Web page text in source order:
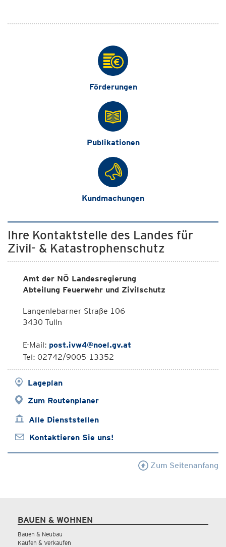
Förderungen
Publikationen
Kundmachungen
Ihre Kontaktstelle des Landes für
Zivil- & Katastrophenschutz
Amt der NÖ Landesregierung
Abteilung Feuerwehr und Zivilschutz
Langenlebarner Straße 106
3430 Tulln
E-Mail: post.ivw4@noel.gv.at
Tel: 02742/9005-13352
Lageplan
Zum Routenplaner
Alle Dienststellen
Kontaktieren Sie uns!
Zum Seitenanfang
BAUEN & WOHNEN
Bauen & Neubau
Kaufen & Verkaufen